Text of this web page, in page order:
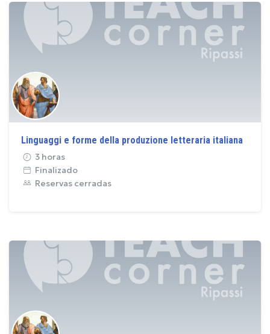
Linguaggi e forme della produzione letteraria italiana
3 horas
Finalizado
Reservas cerradas